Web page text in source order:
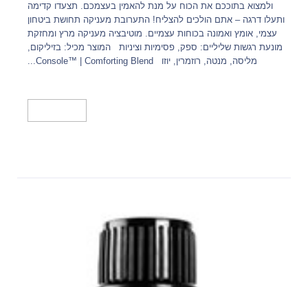
ולמצוא בתוככם את הכוח על מנת להאמין בעצמכם. תצעדו קדימה
ותעלו דרגה – אתם הולכים להצליח! התערובת מעניקה תחושת ביטחון
עצמי, אומץ ואמונה בכוחות עצמיים. מוטיבציה מעניקה מרץ ומחזקת
מונעת רגשות שליליים: ספק, פסימיות וציניות המוצר מכיל: בזיליקום,
מליסה, מנטה, רוזמרין, יוזו Console™ | Comforting Blend...